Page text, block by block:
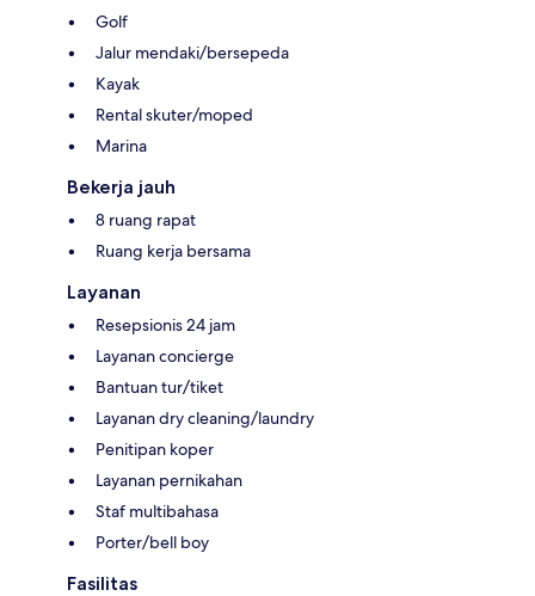
Golf
Jalur mendaki/bersepeda
Kayak
Rental skuter/moped
Marina
Bekerja jauh
8 ruang rapat
Ruang kerja bersama
Layanan
Resepsionis 24 jam
Layanan concierge
Bantuan tur/tiket
Layanan dry cleaning/laundry
Penitipan koper
Layanan pernikahan
Staf multibahasa
Porter/bell boy
Fasilitas